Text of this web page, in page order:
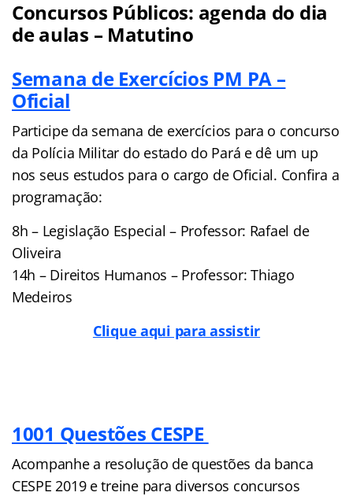
Concursos Públicos: agenda do dia
de aulas – Matutino
Semana de Exercícios PM PA –
Oficial
Participe da semana de exercícios para o concurso
da Polícia Militar do estado do Pará e dê um up
nos seus estudos para o cargo de Oficial. Confira a
programação:
8h – Legislação Especial – Professor: Rafael de
Oliveira
14h – Direitos Humanos – Professor: Thiago
Medeiros
Clique aqui para assistir
1001 Questões CESPE
Acompanhe a resolução de questões da banca
CESPE 2019 e treine para diversos concursos